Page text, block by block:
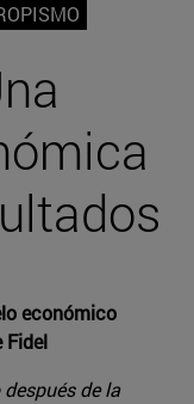
económico
Fidel
de la